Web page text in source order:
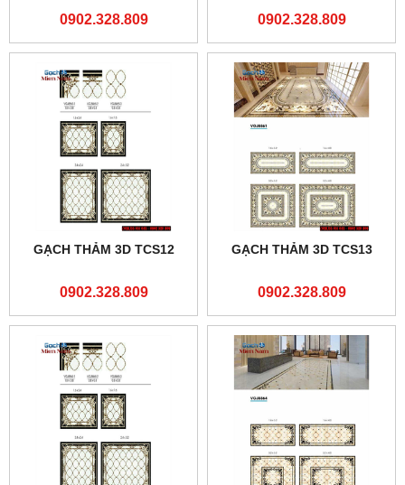
0902.328.809 0902.328.809
GẠCH THẢM 3D TCS12
0902.328.809
GẠCH THẢM 3D TCS13
0902.328.809